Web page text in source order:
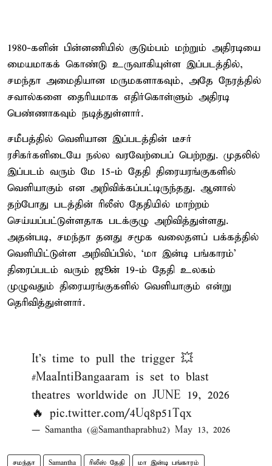
1980-களின் பின்னணியில் குடும்பம் மற்றும் அதிரடியை
மையமாகக் கொண்டு உருவாகியுள்ள இப்படத்தில்,
சமந்தா அமைதியான மருமகளாகவும், அதே நேரத்தில்
சவால்களை தைரியமாக எதிர்கொள்ளும் அதிரடி
பெண்ணாகவும் நடித்துள்ளார்.
சமீபத்தில் வெளியான இப்படத்தின் டீசர்
ரசிகர்களிடையே நல்ல வரவேற்பைப் பெற்றது. முதலில்
இப்படம் வரும் மே 15-ம் தேதி திரையரங்குகளில்
வெளியாகும் என அறிவிக்கப்பட்டிருந்தது. ஆனால்
தற்போது படத்தின் ரிலீஸ் தேதியில் மாற்றம்
செய்யப்பட்டுள்ளதாக படக்குழு அறிவித்துள்ளது.
அதன்படி, சமந்தா தனது சமூக வலைதளப் பக்கத்தில்
வெளியிட்டுள்ள அறிவிப்பில், ‘மா இன்டி பங்காரம்’
திரைப்படம் வரும் ஜூன் 19-ம் தேதி உலகம்
முழுவதும் திரையரங்குகளில் வெளியாகும் என்று
தெரிவித்துள்ளார்.
It’s time to pull the trigger 💥
#MaaIntiBangaaram is set to blast
theatres worldwide on JUNE 19, 2026
🔥 pic.twitter.com/4Uq8p51Tqx
— Samantha (@Samanthaprabhu2) May 13, 2026
சமந்தா Samantha ரிலீஸ் தேதி மா இன்டி பங்காரம்